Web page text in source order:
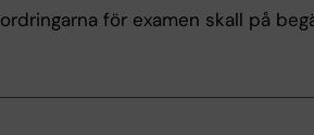
för examen skall på